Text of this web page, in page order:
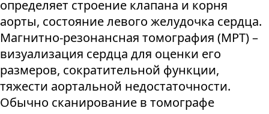
определяет строение клапана и корня
аорты, состояние левого желудочка сердца.
Магнитно-резонансная томография (МРТ) –
визуализация сердца для оценки его
размеров, сократительной функции,
тяжести аортальной недостаточности.
Обычно сканирование в томографе